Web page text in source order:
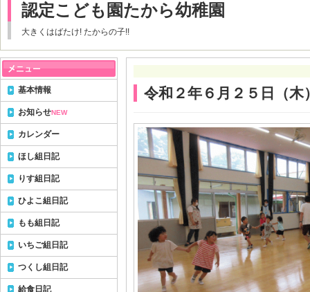
認定こども園たから幼稚園
大きくはばたけ! たからの子!!
令和２年６月２５日（木
基本情報
お知らせNEW
カレンダー
ほし組日記
りす組日記
ひよこ組日記
もも組日記
いちご組日記
つくし組日記
給食日記